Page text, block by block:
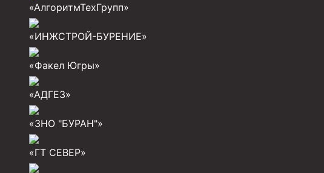
Пробки цементировочные
Скребки корончатые СК и тросовые СТ
Герметизаторы устьевые
Башмаки колонные
Инструмент для бурения и КРС (ловильный, аварийный)
«АлгоритмТехГрупп»
«ИНЖСТРОЙ-БУРЕНИЕ»
«Факел Югры»
«АДГЕЗ»
«ЗНО "БУРАН"»
«ГТ СЕВЕР»